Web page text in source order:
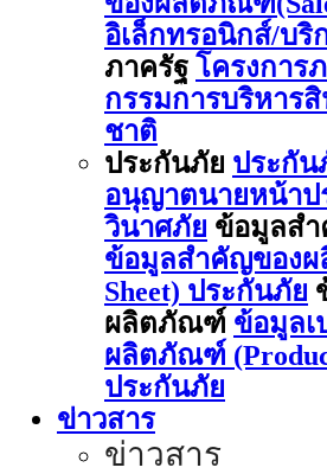
อิเล็กทรอนิกส์/บริ
ภาครัฐ โครงการ
กรรมการบริหาร
ชาติ
ประกันภัย ประกัน
อนุญาตนายหน้าป
วินาศภัย ข้อมูลส
ข้อมูลสำคัญของผ
Sheet) ประกันภัย
ผลิตภัณฑ์ ข้อมูลเ
ผลิตภัณฑ์
ประกันภัย
ข่าวสาร
ข่าวสาร